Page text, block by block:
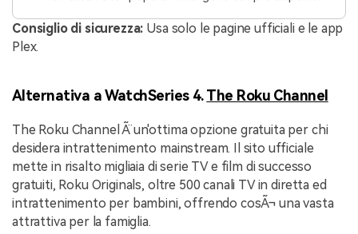
Consiglio di sicurezza: Usa solo le pagine ufficiali e le app
Plex.
Alternativa a WatchSeries 4.The Roku Channel
The Roku Channel Ã¨ un'ottima opzione gratuita per chi
desidera intrattenimento mainstream. Il sito ufficiale
mette in risalto migliaia di serie TV e film di successo
gratuiti, Roku Originals, oltre 500 canali TV in diretta ed
intrattenimento per bambini, offrendo cosÃ¬ una vasta
attrattiva per la famiglia.